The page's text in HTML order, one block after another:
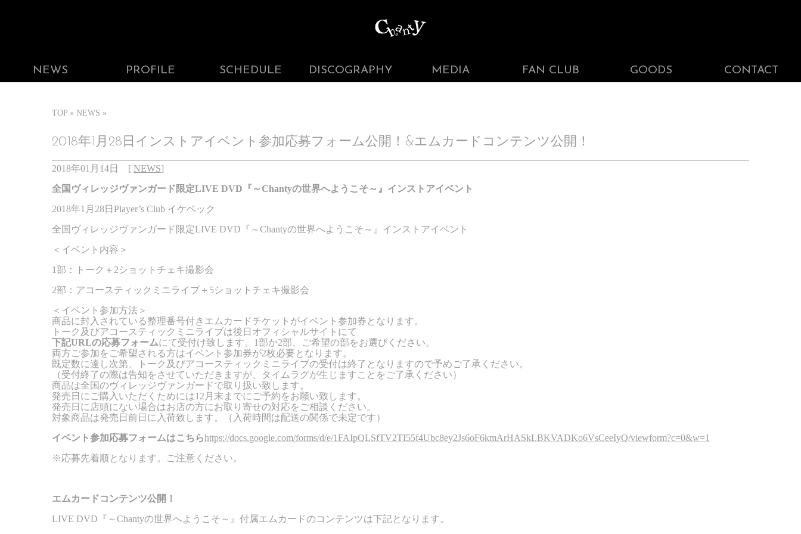
NEWS PROFILE SCHEDULE DISCOGRAPHY MEDIA FAN CLUB GOODS CONTACT
TOP NEWS
2018年1月28日インストアイベント参加応募フォーム公開！&エムカードコンテンツ公開！
2018年01月14日 [ NEWS]
全国ヴィレッジヴァンガード限定LIVE DVD 『～ Chantyの世界へようこそ～』インストアイベント
2018年1 月 28日 Player’s Club イケベック
全国ヴィレッジヴァンガード限定LIVE DVD 『～Chantyの世界へようこそ～』インストアイベント
＜イベント内容＞
1部：トーク＋ 2ショットチェキ撮影会
2部：アコースティックミニライブ＋ 5ショットチェキ撮影会
＜イベント参加方法＞
商品に封入されている整理番号付きエムカードチケットがイベント参加券となります。
トーク及びアコースティックミニライブは後日オフィシャルサイトにて
下記URLの応募フォームにて受付け致します。 1部か2部、ご希望の部をお選びください。
両方ご参加をご希望される方はイベント参加券が2枚必要となります。
既定数に達し次第、トーク及びアコースティックミニライブの受付は終了となりますので予めご了承ください。
（受付終了の際は告知をさせていただきますが、タイムラグが生じますことをご了承ください）
商品は全国のヴィレッジヴァンガードで取り扱い致します。
発売日にご購入いただくためには12 月末までにご予約をお願い致します。
発売日に店頭にない場合はお店の方にお取り寄せの対応をご相談ください。
対象商品は発売日前日に入荷致します。（入荷時間は配送の関係で未定です）
イベント参加応募フォームはこちらhttps://docs.google.com/forms/d/e/1FAIpQLSfTV2TI55f4Ubc8ey2Js6oF6kmArHASkLBKVADKo6VsCeeIyQ/viewform?c=0&w=1
※応募先着順となります。ご注意ください。
エムカードコンテンツ公開！
LIVE DVD 『～Chantyの世界へようこそ～』付属エムカードのコンテンツは下記となります。